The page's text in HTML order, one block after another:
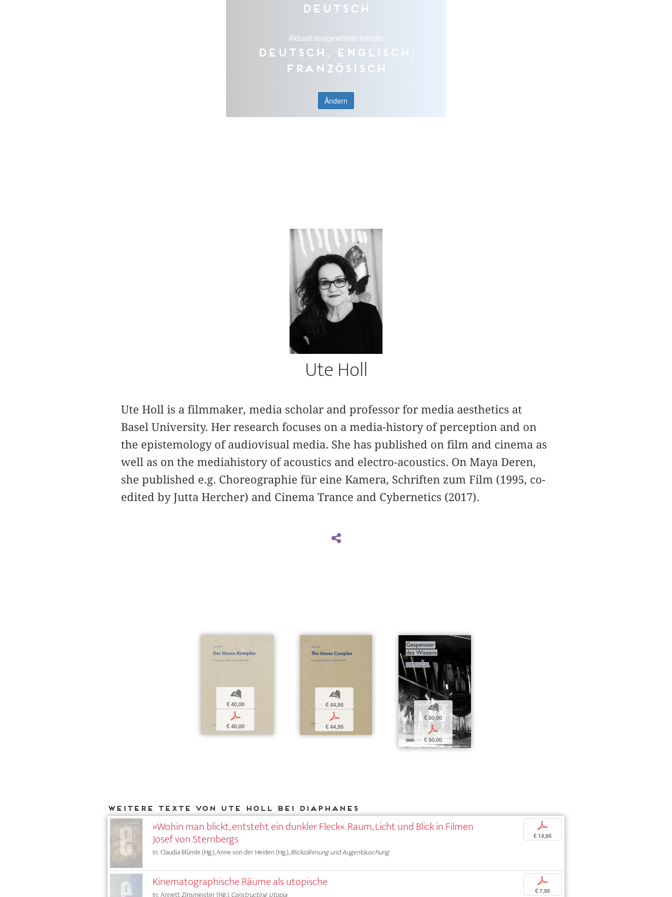
Deutsch
Aktuell ausgewählte Inhalte
Deutsch, Englisch,
Französisch
Ändern
Ute Holl
Ute Holl is a filmmaker, media scholar and professor for media aesthetics at
Basel University. Her research focuses on a media-history of perception and on
the epistemology of audiovisual media. She has published on film and cinema as
well as on the mediahistory of acoustics and electro-acoustics. On Maya Deren,
she published e.g. Choreographie für eine Kamera, Schriften zum Film (1995, co-
edited by Jutta Hercher) and Cinema Trance and Cybernetics (2017).
b
€ 40,00
p
€ 40,00
b
€ 44,95
p
€ 44,95
b
€ 50,00
p
€ 50,00
Weitere Texte von Ute Holl bei DIAPHANES
»Wohin man blickt, entsteht ein dunkler Fleck«. Raum, Licht und Blick in Filmen
Josef von Sternbergs
In: Claudia Blümle (Hg.), Anne von der Heiden (Hg.),Blickzähmung und Augentäuschung
p
€ 14,95
Kinematographische Räume als utopische p
€ 7,95